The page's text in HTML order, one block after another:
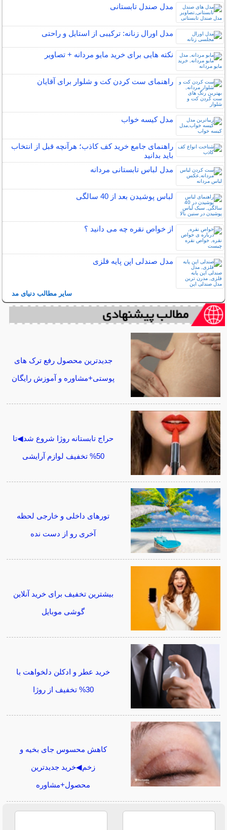
مدل صندل تابستانی
مدل اورال زنانه: ترکیبی از استایل و راحتی
نکته هایی برای خرید مایو مردانه + تصاویر
راهنمای ست کردن کت و شلوار برای آقایان
مدل کیسه خواب
راهنمای جامع خرید کف کاذب؛ هرآنچه قبل از انتخاب
باید بدانید
مدل لباس تابستانی مردانه
لباس پوشیدن بعد از 40 سالگی
از خواص نقره چه می دانید ؟
مدل صندلی اپن پایه فلزی
سایر مطالب دنیای مد
جدیدترین محصول رفع ترک های
پوستی+مشاوره و آموزش رایگان
حراج تابستانه روژا شروع شد◀تا
50% تخفیف لوازم آرایشی
تورهای داخلی و خارجی لحظه
آخری رو از دست نده
بیشترین تخفیف برای خرید آنلاین
گوشی موبایل
خرید عطر و ادکلن دلخواهت با
30% تخفیف از روژا
کاهش محسوس جای بخیه و
زخم◀خرید جدیدترین
محصول+مشاوره